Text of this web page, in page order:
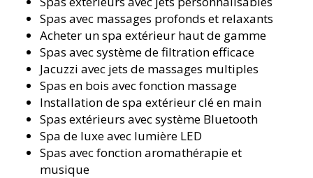
Spas avec massages profonds et relaxants
Acheter un spa extérieur haut de gamme
Spas avec système de filtration efficace
Jacuzzi avec jets de massages multiples
Spas en bois avec fonction massage
Installation de spa extérieur clé en main
Spas extérieurs avec système Bluetooth
Spa de luxe avec lumière LED
Spas avec fonction aromathérapie et
musique